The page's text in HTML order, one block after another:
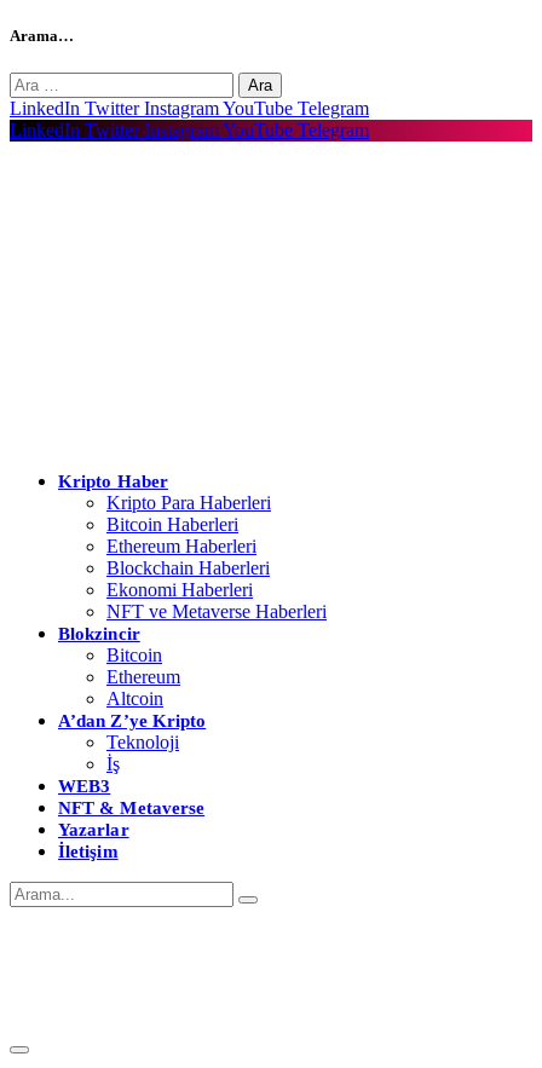
Arama…
Arama:
LinkedIn Twitter InstagramYouTube Telegram
LinkedIn Twitter InstagramYouTube Telegram
Kripto Haber
Kripto Para Haberleri
Bitcoin Haberleri
Ethereum Haberleri
Blockchain Haberleri
Ekonomi Haberleri
NFT ve Metaverse Haberleri
Blokzincir
Bitcoin
Ethereum
Altcoin
A’dan Z’ye Kripto
Teknoloji
İş
WEB3
NFT & Metaverse
Yazarlar
İletişim